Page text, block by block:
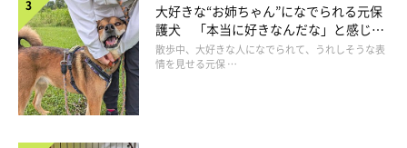
大好きな“お姉ちゃん”になでられる元保
護犬 「本当に好きなんだな」と感じる
表情にほっこり
散歩中、大好きな人になでられて、うれしそうな表
情を見せる元保 …